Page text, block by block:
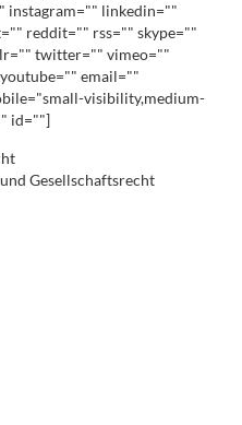
instagram="" linkedin=""
reddit="" rss="" skype=""
twitter="" vimeo=""
email=""
visibility,medium-
id=""]
Gesellschaftsrecht